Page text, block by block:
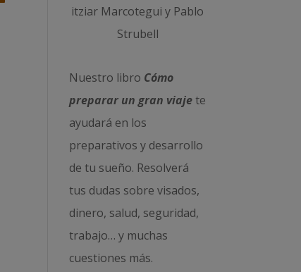
Nuestro libro Cómo
preparar un gran viajete
ayudará en los
preparativos y desarrollo
de tu sueño. Resolverá
tus dudas sobre visados,
dinero, salud, seguridad,
trabajo… y muchas
cuestiones más.